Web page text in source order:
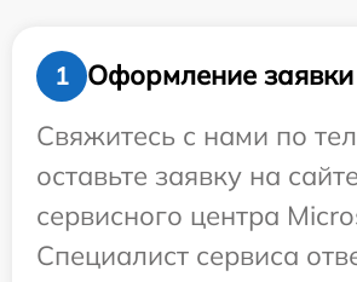
1
Оформление заявки
Свяжитесь с нами по
оставьте заявку на сайте
сервисного центра
Специалист сервиса